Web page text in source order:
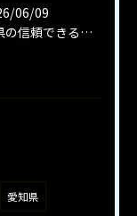
06/09
愛知県の信頼できるミニチュアピンシャーブリーダーの魅力
愛知県